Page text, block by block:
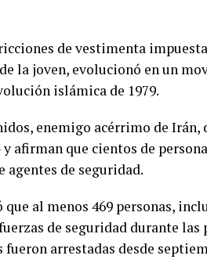
de vestimenta
la joven, evolucionó en un
islámica de 1979.
enemigo acérrimo de Irán,
afirman que cientos de
agentes de seguridad.
al menos 469 personas,
de seguridad durante las
arrestadas desde